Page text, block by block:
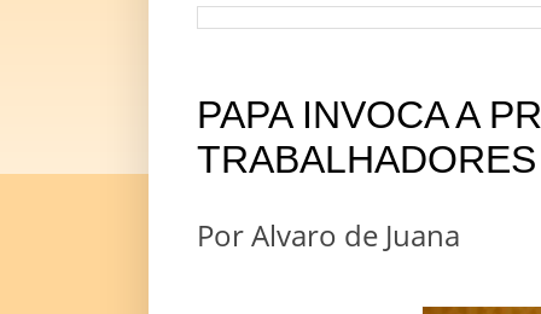
PAPA INVOCA A
Por Alvaro de Juana